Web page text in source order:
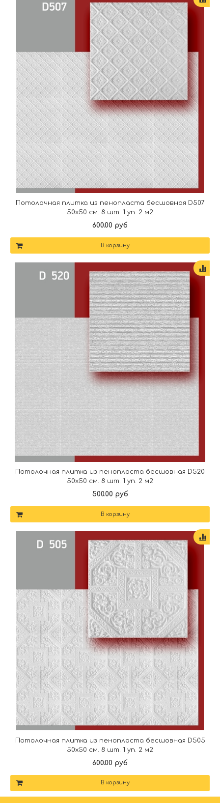
Потолочная плитка из пенопласта бесшовная D507
50х50 см. 8 шт. 1 уп. 2 м2
600.00 руб
В корзину
Потолочная плитка из пенопласта бесшовная D520
50х50 см. 8 шт. 1 уп. 2 м2
500.00 руб
В корзину
Потолочная плитка из пенопласта бесшовная D505
50х50 см. 8 шт. 1 уп. 2 м2
600.00 руб
В корзину